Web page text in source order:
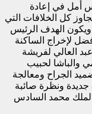
أمل في إعادة
كل الخلافات التي
الهدف الرئيس
لإخراج الساكنة
العالي لفريشة
والباشا لحبيب
الجراح ومعالجة
جديدة ونظرة صائبة
الملك محمد السادس